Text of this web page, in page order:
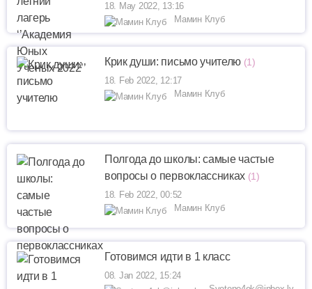
18. May 2022, 13:16
Мамин Клуб
Крик души: письмо учителю (1)
18. Feb 2022, 12:17
Мамин Клуб
Полгода до школы: самые частые
вопросы о первоклассниках (1)
18. Feb 2022, 00:52
Мамин Клуб
Готовимся идти в 1 класс
08. Jan 2022, 15:24